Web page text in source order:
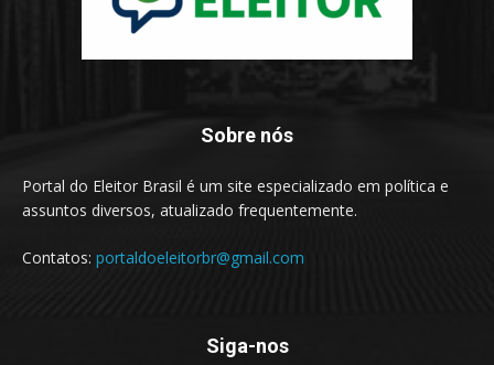
Sobre nós
Portal do Eleitor Brasil é um site especializado em política e
assuntos diversos, atualizado frequentemente.
Contatos: portaldoeleitorbr@gmail.com
Siga-nos